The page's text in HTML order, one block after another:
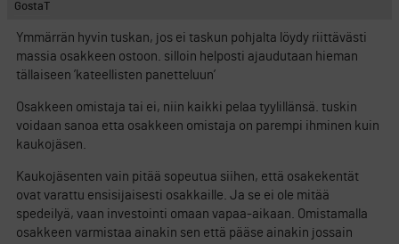
GostaT
Ymmärrän hyvin tuskan, jos ei taskun pohjalta löydy riittävästi
massia osakkeen ostoon. silloin helposti ajaudutaan hieman
tällaiseen ’kateellisten panetteluun’
Osakkeen omistaja tai ei, niin kaikki pelaa tyylillänsä. tuskin
voidaan sanoa etta osakkeen omistaja on parempi ihminen kuin
kaukojäsen.
Kaukojäsenten vain pitää sopeutua siihen, että osakekentät
ovat varattu ensisijaisesti osakkaille. Ja se ei ole mitää
spedeilyä, vaan investointi omaan vapaa-aikaan. Omistamalla
osakkeen varmistaa ainakin sen että pääse ainakin jossain